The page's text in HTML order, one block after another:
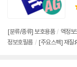
[분류/종류] 보호용품 / 액정
정보호필름 / [주요스펙] 재질